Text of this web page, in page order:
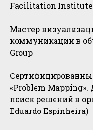
Facilitation Institute
Мастер
коммуникации в
Group
«Problem
поиск решений в
Eduardo Espinheira)